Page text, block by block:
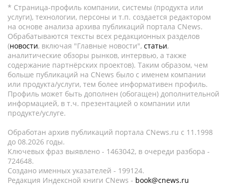
* Страница-профиль компании, системы (продукта или
услуги), технологии, персоны и т.п. создается редактором
на основе анализа архива публикаций портала CNews.
Обрабатываются тексты всех редакционных разделов
(новости, включая "Главные новости", статьи,
аналитические обзоры рынков, интервью, а также
содержание партнёрских проектов). Таким образом, чем
больше публикаций на CNews было с именем компании
или продукта/услуги, тем более информативен профиль.
Профиль может быть дополнен (обогащен) дополнительной
информацией, в т.ч. презентацией о компании или
продукте/услуге.
Обработан архив публикаций портала CNews.ru c 11.1998
до 08.2026 годы.
Ключевых фраз выявлено - 1463042, в очереди разбора -
724648.
Создано именных указателей - 199124.
Редакция Индексной книги CNews - book@cnews.ru